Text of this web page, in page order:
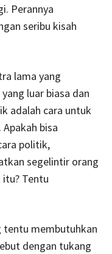
Perannya
seribu kisah
lama yang
luar biasa dan
adalah cara untuk
bisa
politik,
segelintir orang
Tentu
tentu membutuhkan
dengan tukang